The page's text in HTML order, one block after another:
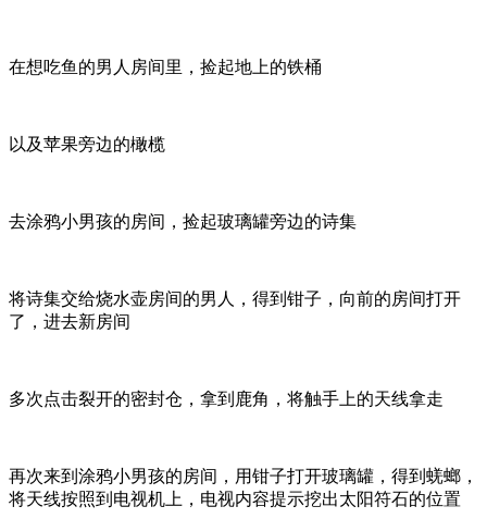
在想吃鱼的男人房间里，捡起地上的铁桶
以及苹果旁边的橄榄
去涂鸦小男孩的房间，捡起玻璃罐旁边的诗集
将诗集交给烧水壶房间的男人，得到钳子，向前的房间打开
了，进去新房间
多次点击裂开的密封仓，拿到鹿角，将触手上的天线拿走
再次来到涂鸦小男孩的房间，用钳子打开玻璃罐，得到蜣螂，
将天线按照到电视机上，电视内容提示挖出太阳符石的位置